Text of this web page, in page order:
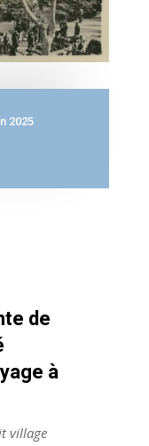
2025
de
à
village